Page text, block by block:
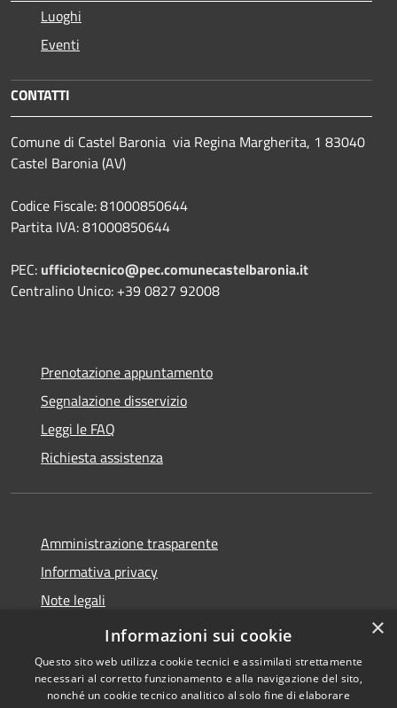
Luoghi
Eventi
CONTATTI
Comune di Castel Baronia via Regina Margherita, 1 83040
Castel Baronia (AV)
Codice Fiscale: 81000850644
Partita IVA: 81000850644
PEC: ufficiotecnico@pec.comunecastelbaronia.it
Centralino Unico: +39 0827 92008
Prenotazione appuntamento
Segnalazione disservizio
Leggi le FAQ
Richiesta assistenza
Amministrazione trasparente
Informativa privacy
Note legali
Dichiarazione di accessibilità
×
Informazioni sui cookie
Questo sito web utilizza cookie tecnici e assimilati strettamente
necessari al corretto funzionamento e alla navigazione del sito,
nonché un cookie tecnico analitico al solo fine di elaborare